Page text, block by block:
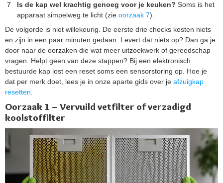
Is de kap wel krachtig genoeg voor je keuken? Soms is het
apparaat simpelweg te licht (zie oorzaak 7).
De volgorde is niet willekeurig. De eerste drie checks kosten niets
en zijn in een paar minuten gedaan. Levert dat niets op? Dan ga je
door naar de oorzaken die wat meer uitzoekwerk of gereedschap
vragen. Helpt geen van deze stappen? Bij een elektronisch
bestuurde kap lost een reset soms een sensorstoring op. Hoe je
dat per merk doet, lees je in onze aparte gids over je afzuigkap
resetten.
Oorzaak 1 – Vervuild vetfilter of verzadigd
koolstoffilter